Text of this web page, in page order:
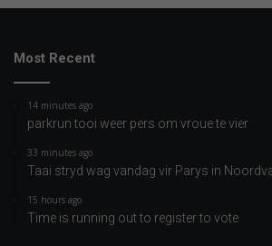
Most Recent
14 minutes ago
parkrun tooi weer pers om vroue te vier
33 minutes ago
Taai stryd wag vandag vir Parys in
15 hours ago
Time is running out to register to vote